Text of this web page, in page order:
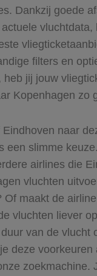
Dankzij goede
vluchtdata,
filters en
heb jij jouw
Kopenhagen zo
naar
een slimme
airlines die
vluchten
Of maakt de
vluchten liever
van de vlucht
deze voorkeuren
zoekmachine.